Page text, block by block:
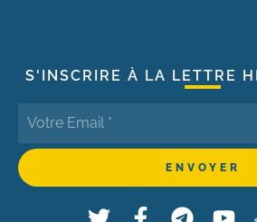
S'INSCRIRE À LA LETTRE